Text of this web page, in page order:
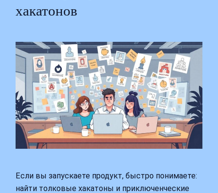
хакатонов
Если вы запускаете продукт, быстро понимаете:
найти толковые хакатоны и приключенческие